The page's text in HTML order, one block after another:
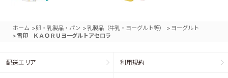
ホーム >卵・乳製品・パン >乳製品（牛乳・ヨーグルト等） > ヨーグルト
>雪印 ＫＡＯＲＵヨーグルトアセロラ
配送エリア 利用規約